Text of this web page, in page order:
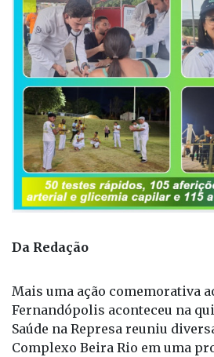
Da Redação
Mais uma ação comemorativa
Fernandópolis aconteceu na
Saúde na Represa reuniu
Complexo Beira Rio em uma